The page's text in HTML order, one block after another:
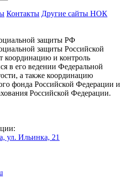
Контакты Другие сайты НОК
защиты РФ
защиты Российской
координацию и контроль
в его ведении Федеральной
а также координацию
фонда Российской Федерации и
Российской Федерации.
ул. Ильинка, 21